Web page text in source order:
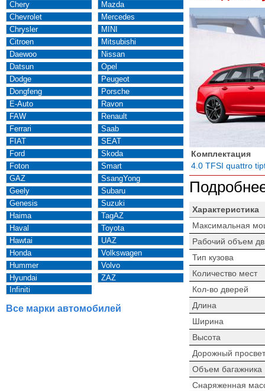
Chery
Chevrolet
Chrysler
Citroen
Daewoo
Datsun
Dodge
Dongfeng
E-Auto
FAW
Ferrari
FIAT
Ford
Foton
GAZ
Geely
Genesis
Haima
Haval
Hawtai
Honda
Hummer
Hyundai
Infiniti
Mazda
Mercedes
MINI
Mitsubishi
Nissan
Opel
Peugeot
Porsche
Ravon
Renault
Saab
SEAT
Skoda
Smart
SsangYong
Subaru
Suzuki
TagAZ
Toyota
UAZ
Volkswagen
Volvo
ZAZ
Все марки автомобилей
Комплектация
4.0 TFSI quattro
Характеристика
Максимальная
Рабочий объем
Тип кузова
Количество мест
Кол-во дверей
Длина
Ширина
Высота
Дорожный просвет
Объем багажника
Снаряженная